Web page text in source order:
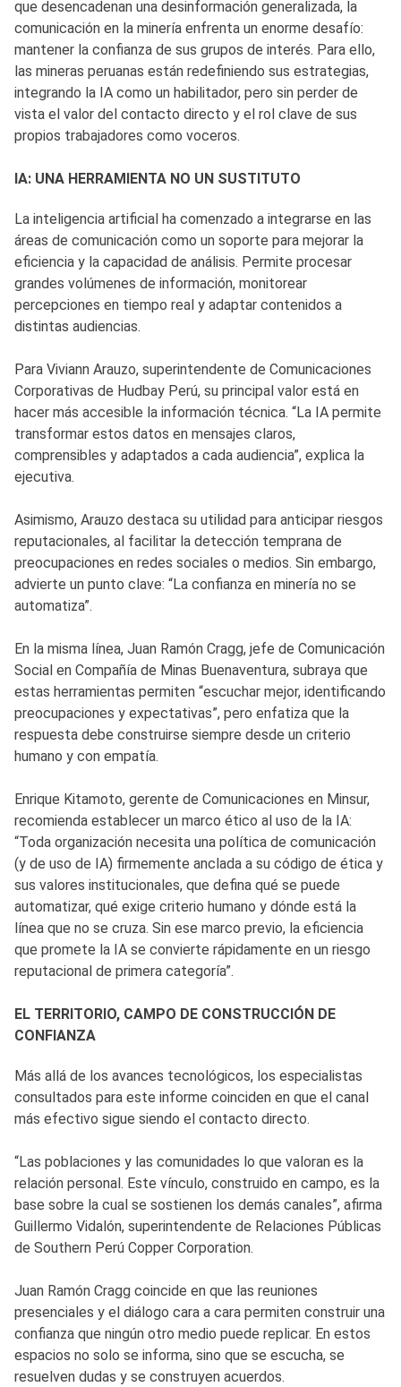
que desencadenan una desinformación generalizada, la
comunicación en la minería enfrenta un enorme desafío:
mantener la confianza de sus grupos de interés. Para ello,
las mineras peruanas están redefiniendo sus estrategias,
integrando la IA como un habilitador, pero sin perder de
vista el valor del contacto directo y el rol clave de sus
propios trabajadores como voceros.
IA: UNA HERRAMIENTA NO UN SUSTITUTO
La inteligencia artificial ha comenzado a integrarse en las
áreas de comunicación como un soporte para mejorar la
eficiencia y la capacidad de análisis. Permite procesar
grandes volúmenes de información, monitorear
percepciones en tiempo real y adaptar contenidos a
distintas audiencias.
Para Viviann Arauzo, superintendente de Comunicaciones
Corporativas de Hudbay Perú, su principal valor está en
hacer más accesible la información técnica. “La IA permite
transformar estos datos en mensajes claros,
comprensibles y adaptados a cada audiencia”, explica la
ejecutiva.
Asimismo, Arauzo destaca su utilidad para anticipar riesgos
reputacionales, al facilitar la detección temprana de
preocupaciones en redes sociales o medios. Sin embargo,
advierte un punto clave: “La confianza en minería no se
automatiza”.
En la misma línea, Juan Ramón Cragg, jefe de Comunicación
Social en Compañía de Minas Buenaventura, subraya que
estas herramientas permiten “escuchar mejor, identificando
preocupaciones y expectativas”, pero enfatiza que la
respuesta debe construirse siempre desde un criterio
humano y con empatía.
Enrique Kitamoto, gerente de Comunicaciones en Minsur,
recomienda establecer un marco ético al uso de la IA:
“Toda organización necesita una política de comunicación
(y de uso de IA) firmemente anclada a su código de ética y
sus valores institucionales, que defina qué se puede
automatizar, qué exige criterio humano y dónde está la
línea que no se cruza. Sin ese marco previo, la eficiencia
que promete la IA se convierte rápidamente en un riesgo
reputacional de primera categoría”.
EL TERRITORIO, CAMPO DE CONSTRUCCIÓN DE
CONFIANZA
Más allá de los avances tecnológicos, los especialistas
consultados para este informe coinciden en que el canal
más efectivo sigue siendo el contacto directo.
“Las poblaciones y las comunidades lo que valoran es la
relación personal. Este vínculo, construido en campo, es la
base sobre la cual se sostienen los demás canales”, afirma
Guillermo Vidalón, superintendente de Relaciones Públicas
de Southern Perú Copper Corporation.
Juan Ramón Cragg coincide en que las reuniones
presenciales y el diálogo cara a cara permiten construir una
confianza que ningún otro medio puede replicar. En estos
espacios no solo se informa, sino que se escucha, se
resuelven dudas y se construyen acuerdos.